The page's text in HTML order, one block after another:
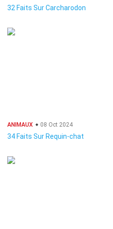
32 Faits Sur Carcharodon
ANIMAUX 08 Oct 2024
34 Faits Sur Requin-chat